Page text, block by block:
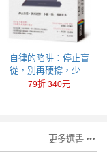
自律的陷阱：停止盲
從，別再硬撐，少做
一點，成就更多
79折 340元
更多選書